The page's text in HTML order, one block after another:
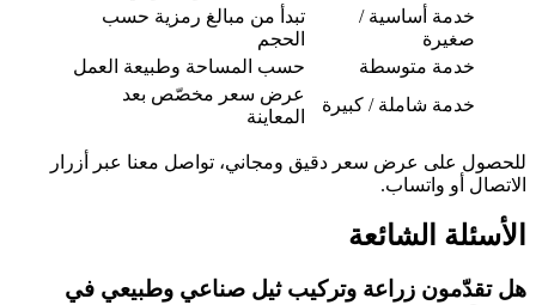
خدمة أساسية /
صغيرة
تبدأ من مبالغ رمزية حسب
الحجم
خدمة متوسطة
حسب المساحة وطبيعة العمل
خدمة شاملة / كبيرة
عرض سعر مخصّص بعد
المعاينة
للحصول على عرض سعر دقيق ومجاني، تواصل معنا عبر أزرار
الاتصال أو واتساب.
الأسئلة الشائعة
هل تقدّمون زراعة وتركيب ثيل صناعي وطبيعي في